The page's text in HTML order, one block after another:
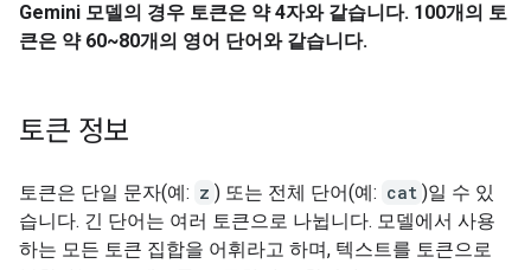
Gemini 모델의 경우 토큰은 약 4자와 같습니다. 100개의 토
큰은 약 60~80개의 영어 단어와 같습니다.
토큰 정보
토큰은 단일 문자(예: z ) 또는 전체 단어(예: cat )일 수 있
습니다. 긴 단어는 여러 토큰으로 나뉩니다. 모델에서 사용
하는 모든 토큰 집합을 어휘라고 하며, 텍스트를 토큰으로